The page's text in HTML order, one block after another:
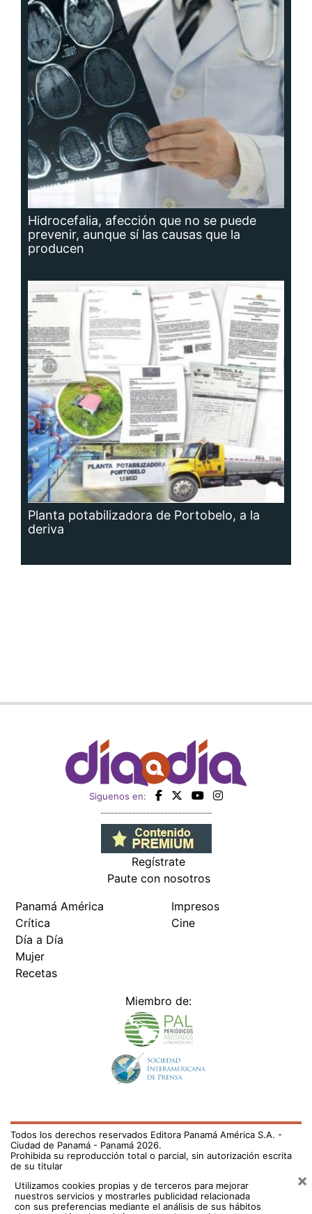
Hidrocefalia, afección que no se puede
prevenir, aunque sí las causas que la
producen
Planta potabilizadora de Portobelo, a la
deriva
Siguenos en:
Regístrate
Paute con nosotros
Panamá América
Crítica
Día a Día
Mujer
Recetas
Impresos
Cine
Miembro de:
Todos los derechos reservados Editora Panamá América S.A. -
Ciudad de Panamá - Panamá 2026.
Prohibida su reproducción total o parcial, sin autorización escrita
de su titular
Utilizamos cookies propias y de terceros para mejorar
nuestros servicios y mostrarles publicidad relacionada
con sus preferencias mediante el análisis de sus hábitos
×